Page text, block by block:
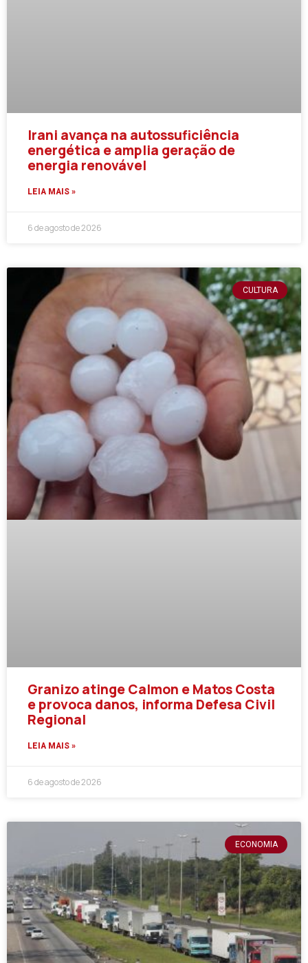
Irani avança na autossuficiência
energética e amplia geração de
energia renovável
LEIA MAIS »
6 de agosto de 2026
CULTURA
Granizo atinge Calmon e Matos Costa
e provoca danos, informa Defesa Civil
Regional
LEIA MAIS »
6 de agosto de 2026
ECONOMIA